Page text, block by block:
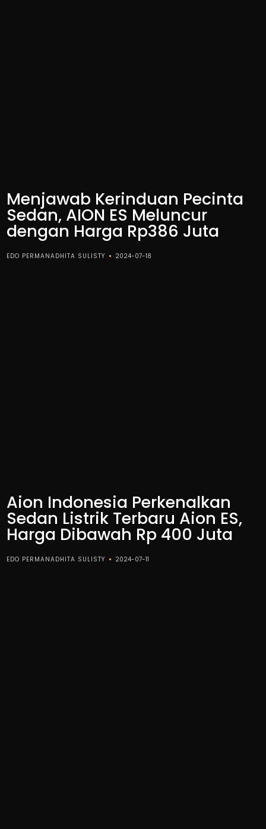
Menjawab Kerinduan Pecinta
Sedan, AION ES Meluncur
dengan Harga Rp386 Juta
EDO PERMANADHITA SULISTY 2024-07-18
Aion Indonesia Perkenalkan
Sedan Listrik Terbaru Aion ES,
Harga Dibawah Rp 400 Juta
EDO PERMANADHITA SULISTY 2024-07-11